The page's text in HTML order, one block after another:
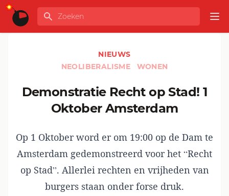
Ga naar de inhoud
GLOBALINFO
Zoeken
NIEUWS
NEOLIBERALISME
WONEN
Demonstratie Recht op Stad! 1
Oktober Amsterdam
Op 1 Oktober word er om 19:00 op de Dam te
Amsterdam gedemonstreerd voor het “Recht
op Stad”. Allerlei rechten en vrijheden van
burgers staan onder forse druk.